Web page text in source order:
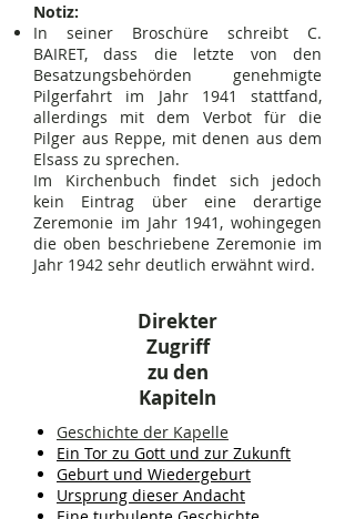
Notiz:
In seiner Broschüre schreibt C.
BAIRET, dass die letzte von den
Besatzungsbehörden genehmigte
Pilgerfahrt im Jahr 1941 stattfand,
allerdings mit dem Verbot für die
Pilger aus Reppe, mit denen aus dem
Elsass zu sprechen.
Im Kirchenbuch findet sich jedoch
kein Eintrag über eine derartige
Zeremonie im Jahr 1941, wohingegen
die oben beschriebene Zeremonie im
Jahr 1942 sehr deutlich erwähnt wird.
Direkter
Zugriff
zu den
Kapiteln
Geschichte der Kapelle
Ein Tor zu Gott und zur Zukunft
Geburt und Wiedergeburt
Ursprung dieser Andacht